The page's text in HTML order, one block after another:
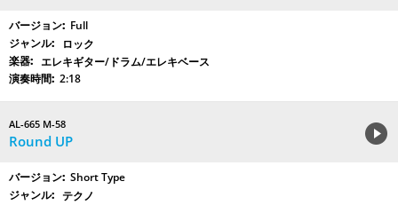
Full
ロック
エレキギター/ドラム/エレキベース
2:18
AL-665 M-58
Round UP
Short Type
テクノ